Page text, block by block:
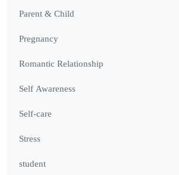
Parent & Child
Pregnancy
Romantic Relationship
Self Awareness
Self-care
Stress
student